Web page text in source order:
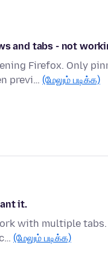
and tabs - not
Firefox. Only
previ… (மேலும் படிக்க)
it.
with multiple
(மேலும் படிக்க)